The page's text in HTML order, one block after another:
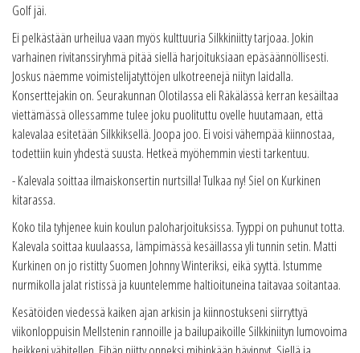
Golf jäi.
Ei pelkästään urheilua vaan myös kulttuuria Silkkiniitty tarjoaa. Jokin
varhainen rivitanssiryhmä pitää siellä harjoituksiaan epäsäännöllisesti.
Joskus näemme voimistelijatyttöjen ulkotreenejä niityn laidalla.
Konserttejakin on. Seurakunnan Olotilassa eli Räkälässä kerran kesäiltaa
viettämässä ollessamme tulee joku puolituttu ovelle huutamaan, että
kalevalaa esitetään Silkkiksellä. Joopa joo. Ei voisi vähempää kiinnostaa,
todettiin kuin yhdestä suusta. Hetkeä myöhemmin viesti tarkentuu.
- Kalevala soittaa ilmaiskonsertin nurtsilla! Tulkaa ny! Siel on Kurkinen
kitarassa.
Koko tila tyhjenee kuin koulun paloharjoituksissa. Tyyppi on puhunut totta.
Kalevala soittaa kuulaassa, lämpimässä kesäillassa yli tunnin setin. Matti
Kurkinen on jo ristitty Suomen Johnny Winteriksi, eikä syyttä. Istumme
nurmikolla jalat ristissä ja kuuntelemme haltioituneina taitavaa soitantaa.
Kesätöiden viedessä kaiken ajan arkisin ja kiinnostukseni siirryttyä
viikonloppuisin Mellstenin rannoille ja bailupaikoille Silkkiniityn lumovoima